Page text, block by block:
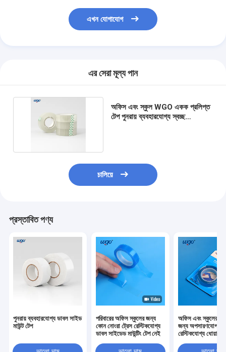
এখন যোগাযোগ
এর সেরা মূল্য পান
অফিস এবং স্কুল WGO একক প্রলিপ্ত
টেপ পুনরায় ব্যবহারযোগ্য স্বচ্ছ
চালিয়ে
প্রস্তাবিত পণ্য
পুনরায় ব্যবহারযোগ্য ডাবল সাইড
মাউন্ট টেপ
পরিবারের অফিস স্কুলের জন্য
কোন নোংরা ট্রেস রেস্টিকযোগ্য
ডাবল সাইডেড মাউন্টিং টেপ নেই
অফিস এবং স্কুলের
জন্য অপসারণযোগ্য
রেস্টিকযোগ্য ধোয়ার